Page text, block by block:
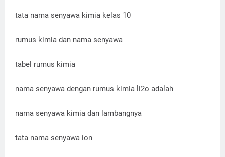
tata nama senyawa kimia kelas 10
rumus kimia dan nama senyawa
tabel rumus kimia
nama senyawa dengan rumus kimia li2o adalah
nama senyawa kimia dan lambangnya
tata nama senyawa ion